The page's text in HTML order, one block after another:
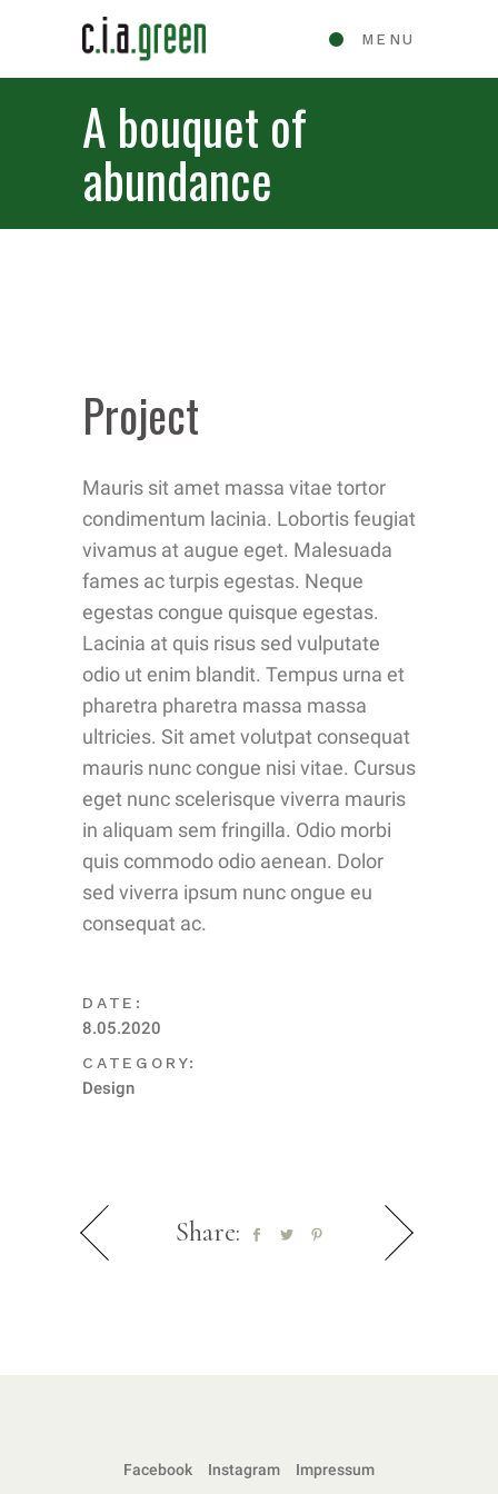
MENU
A bouquet of
abundance
Project
Mauris sit amet massa vitae tortor
condimentum lacinia. Lobortis feugiat
vivamus at augue eget. Malesuada
fames ac turpis egestas. Neque
egestas congue quisque egestas.
Lacinia at quis risus sed vulputate
odio ut enim blandit. Tempus urna et
pharetra pharetra massa massa
ultricies. Sit amet volutpat consequat
mauris nunc congue nisi vitae. Cursus
eget nunc scelerisque viverra mauris
in aliquam sem fringilla. Odio morbi
quis commodo odio aenean. Dolor
sed viverra ipsum nunc ongue eu
consequat ac.
DATE:
8.05.2020
CATEGORY:
Design
Share:
Facebook Instagram Impressum